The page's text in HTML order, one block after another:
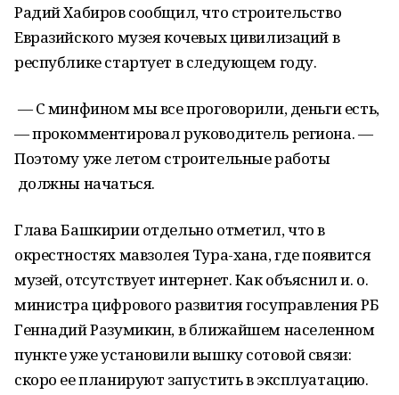
Радий Хабиров сообщил, что строительство
Евразийского музея кочевых цивилизаций в
республике стартует в следующем году.
— С минфином мы все проговорили, деньги есть,
— прокомментировал руководитель региона. —
Поэтому уже летом строительные работы
должны начаться.
Глава Башкирии отдельно отметил, что в
окрестностях мавзолея Тура-хана, где появится
музей, отсутствует интернет. Как объяснил и. о.
министра цифрового развития госуправления РБ
Геннадий Разумикин, в ближайшем населенном
пункте уже установили вышку сотовой связи:
скоро ее планируют запустить в эксплуатацию.